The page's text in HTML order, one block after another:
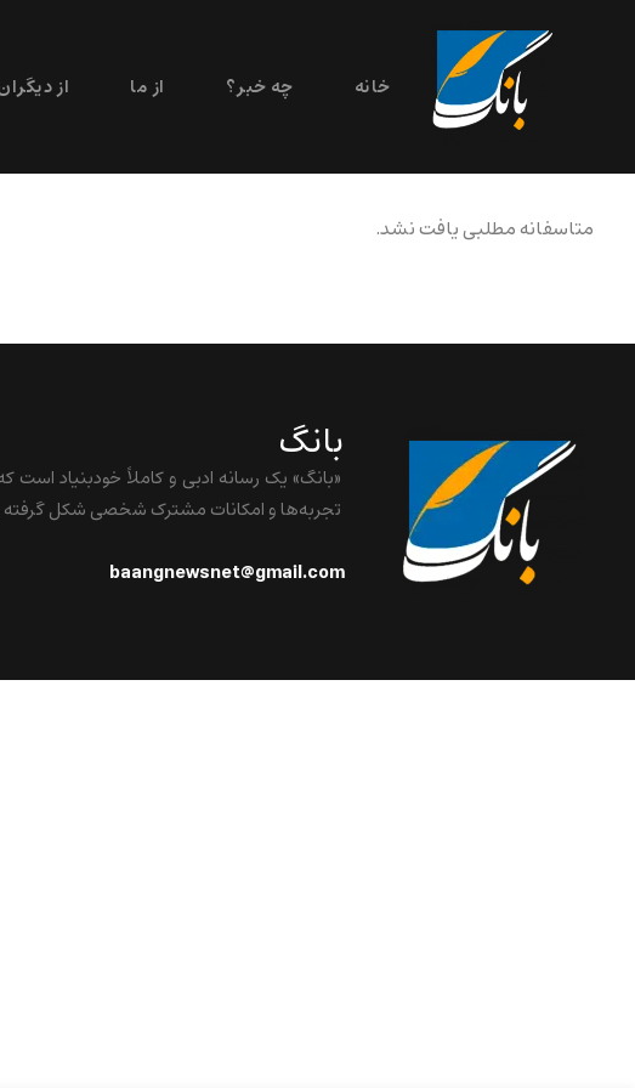
خانه چه خبر؟ از ما از
متاسفانه مطلبی یافت نشد.
بانگ
«بانگ» یک رسانه ادبی و کاملاً خودبنیاد است
تجربه‌ها و امکانات مشترک شخصی شکل گرفته
baangnewsnet@gmail.com